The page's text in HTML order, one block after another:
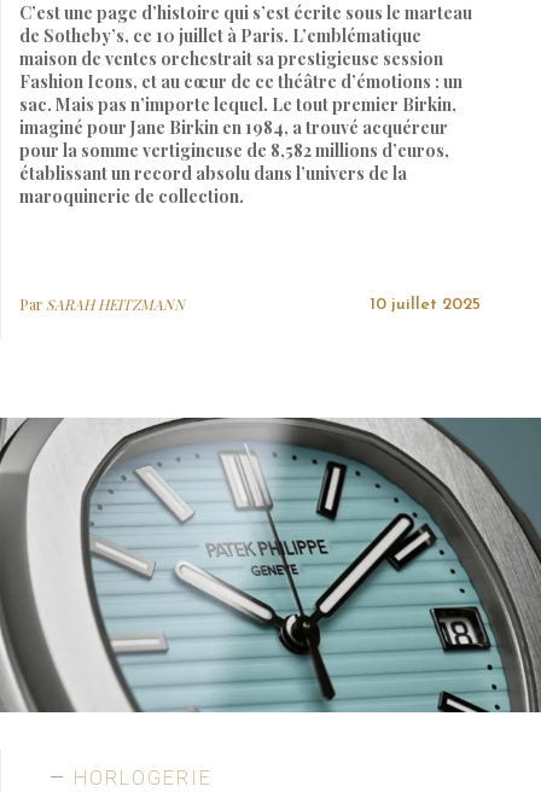
C’est une page d’histoire qui s’est écrite sous le marteau
de Sotheby’s, ce 10 juillet à Paris. L’emblématique
maison de ventes orchestrait sa prestigieuse session
Fashion Icons, et au cœur de ce théâtre d’émotions : un
sac. Mais pas n’importe lequel. Le tout premier Birkin,
imaginé pour Jane Birkin en 1984, a trouvé acquéreur
pour la somme vertigineuse de 8,582 millions d’euros,
établissant un record absolu dans l’univers de la
maroquinerie de collection.
Par SARAH HEITZMANN 10 juillet 2025
HORLOGERIE